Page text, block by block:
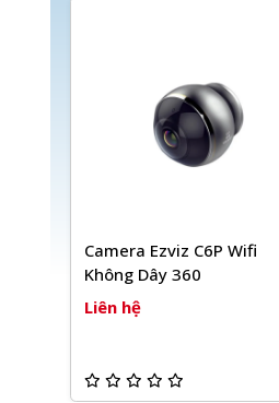
Camera Ezviz C6P Wifi
Không Dây 360
Liên hệ